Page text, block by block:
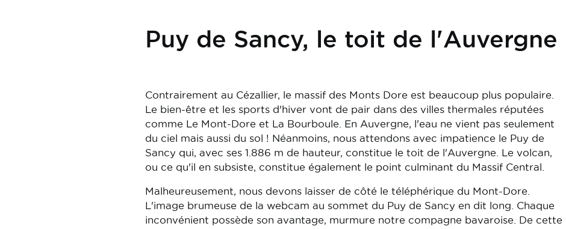
Puy de Sancy, le toit de l'Auvergne
Contrairement au Cézallier, le massif des Monts Dore est beaucoup plus populaire.
Le bien-être et les sports d'hiver vont de pair dans des villes thermales réputées
comme Le Mont-Dore et La Bourboule. En Auvergne, l'eau ne vient pas seulement
du ciel mais aussi du sol ! Néanmoins, nous attendons avec impatience le Puy de
Sancy qui, avec ses 1.886 m de hauteur, constitue le toit de l'Auvergne. Le volcan,
ou ce qu'il en subsiste, constitue également le point culminant du Massif Central.
Malheureusement, nous devons laisser de côté le téléphérique du Mont-Dore.
L'image brumeuse de la webcam au sommet du Puy de Sancy en dit long. Chaque
inconvénient possède son avantage, murmure notre compagne bavaroise. De cette